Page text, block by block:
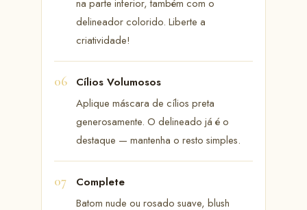
na parte inferior, também com o
delineador colorido. Liberte a
criatividade!
Cílios Volumosos
Aplique máscara de cílios preta
generosamente. O delineado já é o
destaque — mantenha o resto simples.
Complete
Batom nude ou rosado suave, blush